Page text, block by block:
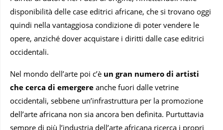
disponibilità delle case editrici africane, che si trovano oggi
quindi nella vantaggiosa condizione di poter vendere le
opere, anziché dover acquistare i diritti dalle case editrici
occidentali.
Nel mondo dell’arte poi c’è un gran numero di artisti
che cerca di emergere anche fuori dalle vetrine
occidentali, sebbene un’infrastruttura per la promozione
dell’arte africana non sia ancora ben definita. Purtuttavia
sempre di più l’industria dell’arte africana ricerca i propri